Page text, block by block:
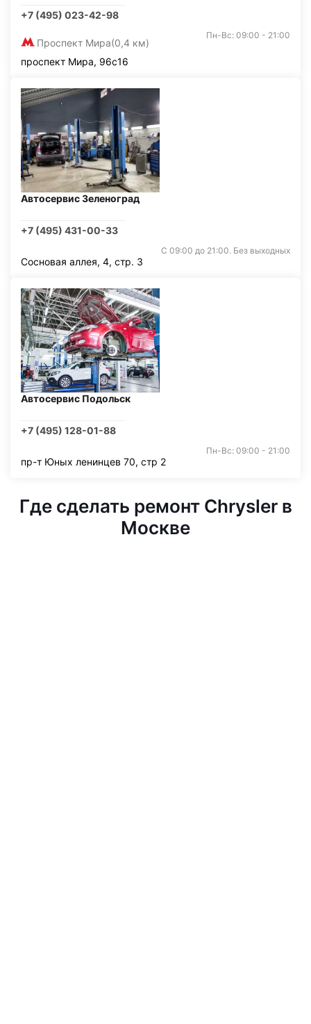
+7 (495) 023-42-98
Проспект Мира(0,4 км)
Пн-Вс: 09:00 - 21:00
проспект Мира, 96с16
Автосервис Зеленоград
+7 (495) 431-00-33
С 09:00 до 21:00. Без выходных
Сосновая аллея, 4, стр. 3
Автосервис Подольск
+7 (495) 128-01-88
Пн-Вс: 09:00 - 21:00
пр-т Юных ленинцев 70, стр 2
Где сделать ремонт Chrysler в
Москве